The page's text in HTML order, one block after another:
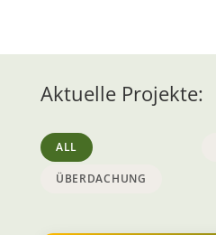
Aktuelle Projekte:
ALL
ÜBERDACHUNG